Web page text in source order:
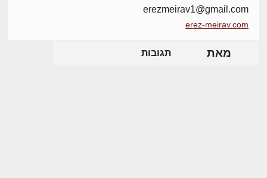
erezmeirav1@gmail.com
erez-meirav.com
מאת תגובות